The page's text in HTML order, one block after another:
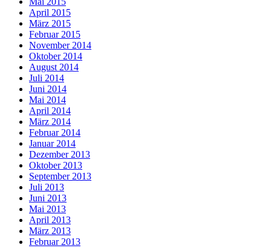
April 2015
März 2015
Februar 2015
November 2014
Oktober 2014
August 2014
Juli 2014
Juni 2014
Mai 2014
April 2014
März 2014
Februar 2014
Januar 2014
Dezember 2013
Oktober 2013
September 2013
Juli 2013
Juni 2013
Mai 2013
April 2013
März 2013
Februar 2013